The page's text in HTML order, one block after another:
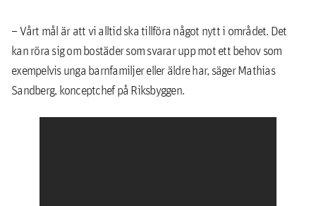
– Vårt mål är att vi alltid ska tillföra något nytt i området. Det
kan röra sig om bostäder som svarar upp mot ett behov som
exempelvis unga barnfamiljer eller äldre har, säger Mathias
Sandberg, konceptchef på Riksbyggen.